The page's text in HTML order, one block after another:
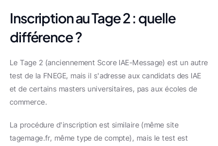
Inscription au Tage 2 : quelle
différence ?
Le Tage 2 (anciennement Score IAE-Message) est un autre
test de la FNEGE, mais il s'adresse aux candidats des IAE
et de certains masters universitaires, pas aux écoles de
commerce.
La procédure d'inscription est similaire (même site
tagemage.fr, même type de compte), mais le test est